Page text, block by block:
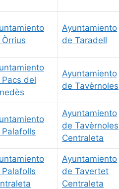
Ayuntamiento
de Taradell
Pacs del
Ayuntamiento
de Tavèrnoles
Palafolls
Ayuntamiento
de Tavèrnoles
Centraleta
Palafolls
Ayuntamiento
de Tavertet
Centraleta